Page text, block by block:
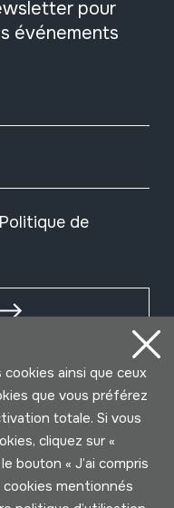
pour
événements
Politique de
ainsi que ceux
que vous préférez
totale. Si vous
cliquez sur «
bouton « J’ai compris
mentionnés